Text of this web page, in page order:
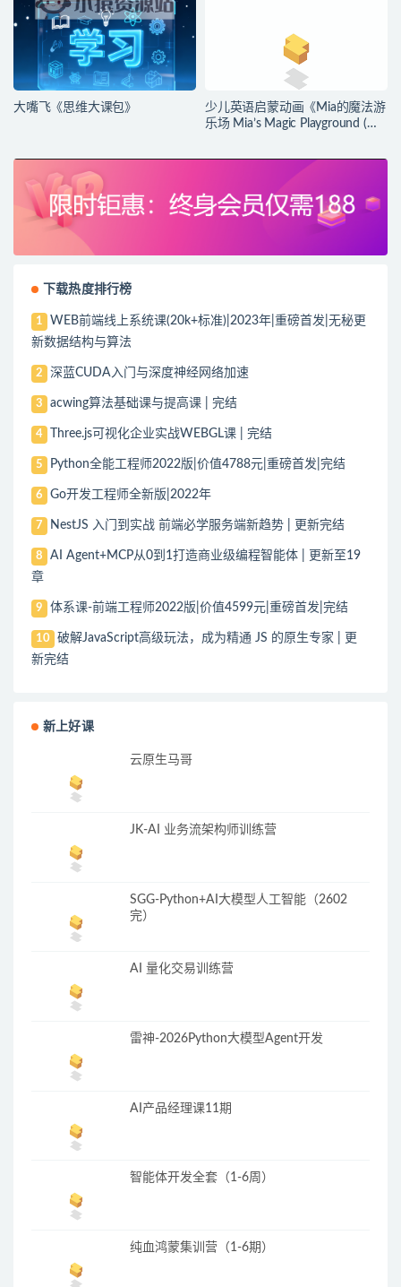
大嘴飞《思维大课包》
少儿英语启蒙动画《Mia的魔法游
乐场 Mia’s Magic Playground (动
下载热度排行榜
1
WEB前端线上系统课(20k+标准)|2023年|重磅首发|无秘更
新数据结构与算法
2 深蓝CUDA入门与深度神经网络加速
3 acwing算法基础课与提高课 | 完结
4 Three.js可视化企业实战WEBGL课 | 完结
5 Python全能工程师2022版|价值4788元|重磅首发|完结
6 Go开发工程师全新版|2022年
7 NestJS 入门到实战 前端必学服务端新趋势 | 更新完结
8
AI Agent+MCP从0到1打造商业级编程智能体 | 更新至19
章
9 体系课-前端工程师2022版|价值4599元|重磅首发|完结
10
破解JavaScript高级玩法，成为精通 JS 的原生专家 | 更
新完结
新上好课
云原生马哥
JK-AI 业务流架构师训练营
SGG-Python+AI大模型人工智能（2602
完）
AI 量化交易训练营
雷神-2026Python大模型Agent开发
AI产品经理课11期
智能体开发全套（1-6周）
纯血鸿蒙集训营（1-6期）